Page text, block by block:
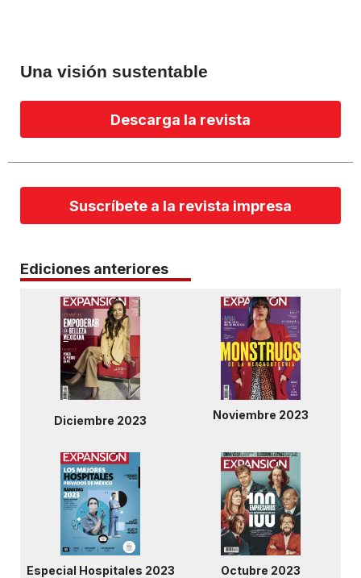
Una visión sustentable
Descarga la revista
Suscríbete a la revista impresa
Ediciones anteriores
Diciembre 2023 Noviembre 2023
Especial Hospitales 2023 Octubre 2023